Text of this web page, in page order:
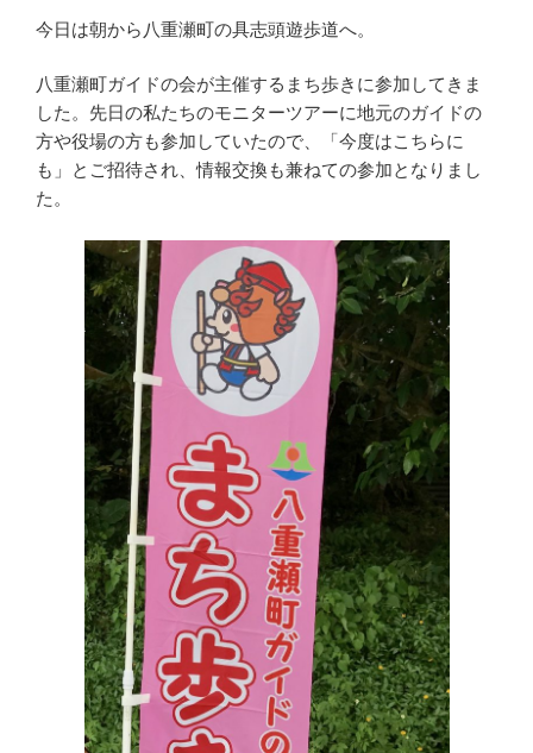
e
b
k
t
t
r
e
今日は朝から八重瀬町の具志頭遊歩道へ。
八重瀬町ガイドの会が主催するまち歩きに参加してきま
した。先日の私たちのモニターツアーに地元のガイドの
方や役場の方も参加していたので、「今度はこちらに
も」とご招待され、情報交換も兼ねての参加となりまし
た。